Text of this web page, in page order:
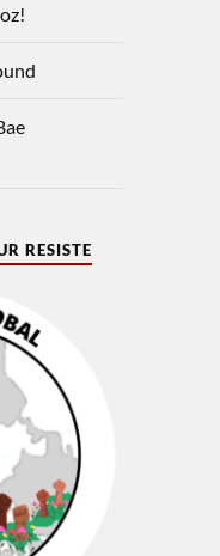
RESISTE